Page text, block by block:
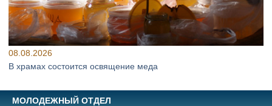
08.08.2026
В храмах состоится освящение меда
МОЛОДЕЖНЫЙ ОТДЕЛ